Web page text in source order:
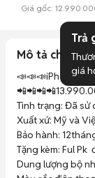
Giá gốc:
Mô tả chi tiết
📣📣📣iPhone 14
Tình trạng: Đã sử
Xuất xứ: Mỹ và
Bảo hành:
Tặng kèm: Ful Pk
Dung lượng bộ
Trả
giá